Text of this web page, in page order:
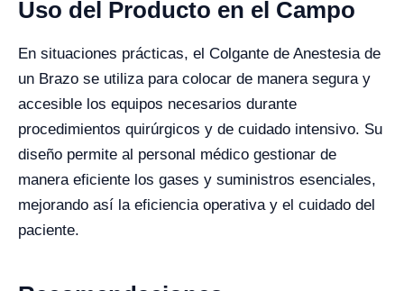
Uso del Producto en el Campo
En situaciones prácticas, el Colgante de Anestesia de
un Brazo se utiliza para colocar de manera segura y
accesible los equipos necesarios durante
procedimientos quirúrgicos y de cuidado intensivo. Su
diseño permite al personal médico gestionar de
manera eficiente los gases y suministros esenciales,
mejorando así la eficiencia operativa y el cuidado del
paciente.